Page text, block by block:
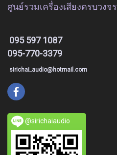
ศูนย์รวมเครื่องเสียงครบวงจร
095 597 1087
095-770-3379
sirichai_audio@hotmail.com
@sirichaiaudio